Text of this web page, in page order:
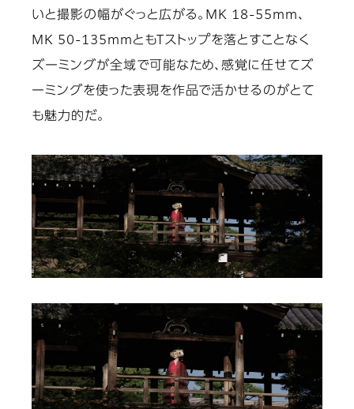
いと撮影の幅がぐっと広がる。MK 18-55mm、
MK 50-135mmともTストップを落とすことなく
ズーミングが全域で可能なため、感覚に任せてズ
ーミングを使った表現を作品で活かせるのがとて
も魅力的だ。